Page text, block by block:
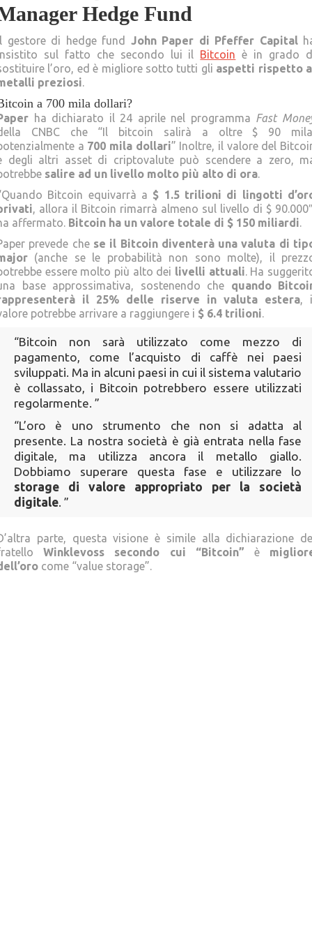
Hedge Fund
gestore di hedge fund John Paper di Pfeffer Capital
sul fatto che secondo lui il Bitcoin è in grado
l’oro, ed è migliore sotto tutti gli aspetti rispetto
preziosi.
a 700 mila dollari?
ha dichiarato il 24 aprile nel programma Fast
CNBC che “Il bitcoin salirà a oltre $ 90
a 700 mila dollari” Inoltre, il valore del
degli altri asset di criptovalute può scendere a zero,
salire ad un livello molto più alto di ora.
Bitcoin equivarrà a $ 1.5 trilioni di lingotti
, allora il Bitcoin rimarrà almeno sul livello di $
affermato. Bitcoin ha un valore totale di $ 150 miliardi.
prevede che se il Bitcoin diventerà una valuta di
(anche se le probabilità non sono molte), il
essere molto più alto dei livelli attuali. Ha
base approssimativa, sostenendo che quando
il 25% delle riserve in valuta estera,
potrebbe arrivare a raggiungere i $ 6.4 trilioni.
“Bitcoin non sarà utilizzato come mezzo di
pagamento, come l’acquisto di caffè nei paesi
sviluppati. Ma in alcuni paesi in cui il sistema valutario
è collassato, i Bitcoin potrebbero essere utilizzati
regolarmente. ”
“L’oro è uno strumento che non si adatta al
presente. La nostra società è già entrata nella fase
digitale, ma utilizza ancora il metallo giallo.
Dobbiamo superare questa fase e utilizzare lo
storage di valore appropriato per la società
digitale . ”
parte, questa visione è simile alla dichiarazione
Winklevoss secondo cui “Bitcoin” è
come “value storage”.